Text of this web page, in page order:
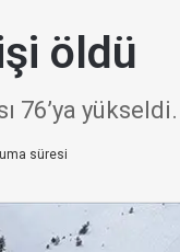
öldü
76’ya yükseldi.
süresi